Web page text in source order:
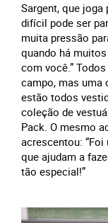
Sargent, que joga
difícil pode ser
muita pressão
quando há
com você.”
campo, mas uma
estão todos
coleção de
Pack. O mesmo
acrescentou:
que ajudam a
tão especial!”